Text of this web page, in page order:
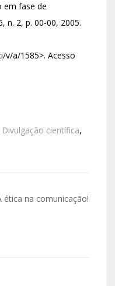
em fase de
n. 2, p. 00-00, 2005.
v/a/1585>. Acesso
Divulgação científica,
ética na comunicação!